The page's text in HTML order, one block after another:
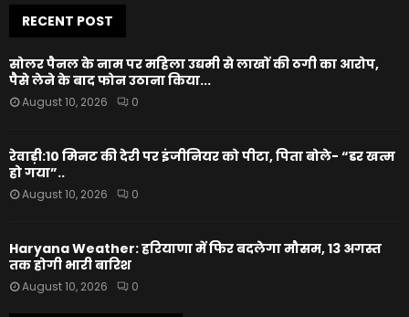
RECENT POST
सोलर पैनल के नाम पर महिला उद्यमी से लाखों की ठगी का आरोप,
पैसे लेने के बाद फोन उठाना किया...
August 10, 2026 0
रेवाड़ी:10 मिनट की देरी पर इंजीनियर को पीटा, पिता बोले- “डर खत्म
हो गया”..
August 10, 2026 0
Haryana Weather: हरियाणा में फिर बदलेगा मौसम, 13 अगस्त
तक होगी भारी बारिश
August 10, 2026 0